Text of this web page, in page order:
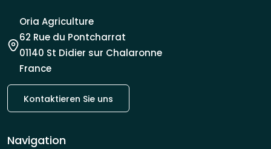
Oria Agriculture
62 Rue du Pontcharrat
01140 St Didier sur Chalaronne
France
Kontaktieren Sie uns
Navigation